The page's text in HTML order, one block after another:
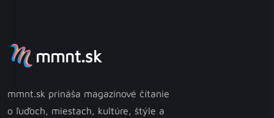
mmnt.sk
mmnt.sk prináša magazínové čítanie
o ľuďoch, miestach, kultúre, štýle a